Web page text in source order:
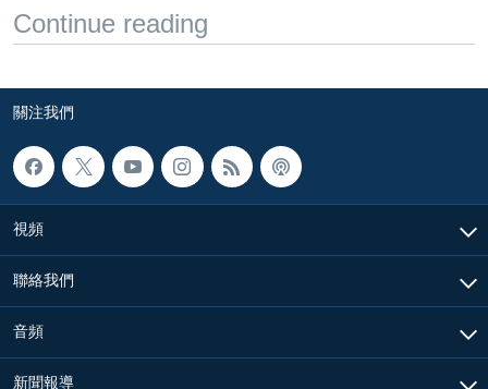
Continue reading
關注我們
視頻
聯絡我們
音頻
新聞報導